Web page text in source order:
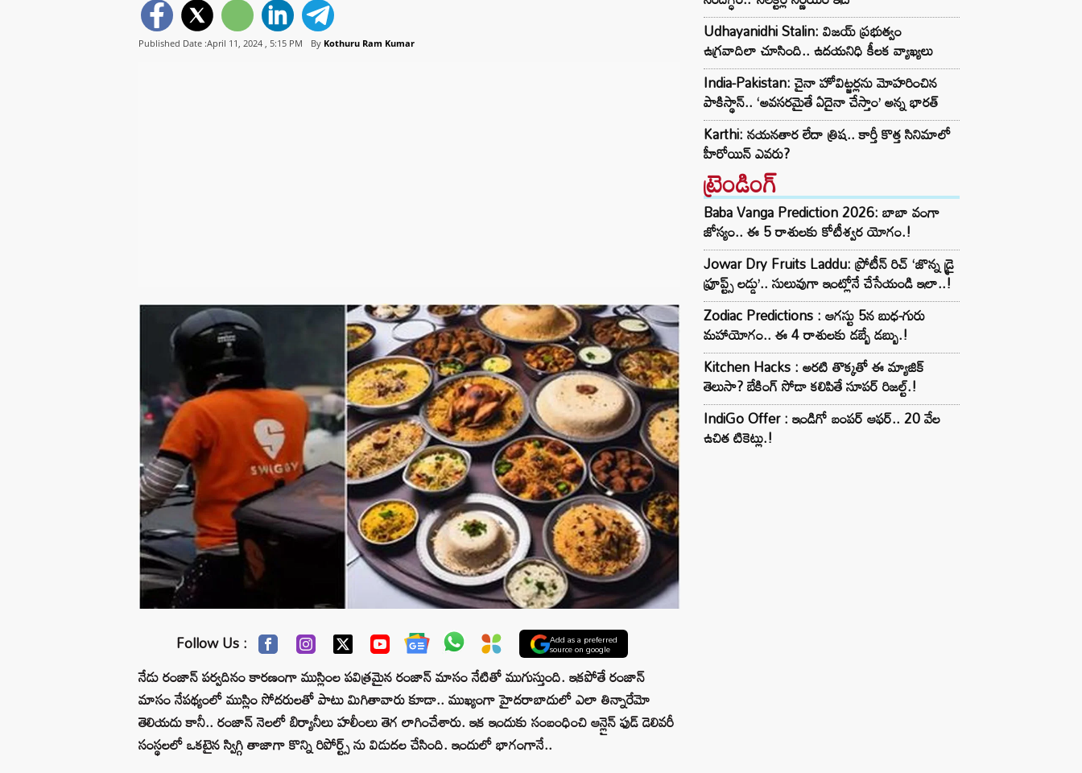
Published Date :April 11, 2024 , 5:15 PM By Kothuru Ram Kumar
Follow Us : Add as a preferred
source on google
నేడు రంజాన్ పర్వదినం కారణంగా ముస్లింల పవిత్రమైన రంజాన్ మాసం నేటితో ముగుస్తుంది. ఇకపోతే రంజాన్
మాసం నేపథ్యంలో ముస్లిం సోదరులతో పాటు మిగితావారు కూడా.. ముఖ్యంగా హైదరాబాదులో ఎలా తిన్నారేమో
తెలియదు కానీ.. రంజాన్ నెలలో బిర్యానీలు హలీంలు తెగ లాగించేశారు. ఇక ఇందుకు సంబంధించి ఆన్లైన్ ఫుడ్ డెలివరీ
సంస్థలలో ఒకటైన స్విగ్గి తాజాగా కొన్ని రిపోర్ట్స్ ను విడుదల చేసింది. ఇందులో భాగంగానే..
Udhayanidhi Stalin: విజయ్ ప్రభుత్వం
ఉగ్రవాదిలా చూసింది.. ఉదయనిధి కీలక వ్యాఖ్యలు
India-Pakistan: చైనా హోవిట్జర్లను మోహరించిన
పాకిస్థాన్.. ‘అవసరమైతే ఏదైనా చేస్తాం’ అన్న భారత్
Karthi: నయనతార లేదా త్రిష.. కార్తీ కొత్త సినిమాలో
హీరోయిన్ ఎవరు?
ట్రెండింగ్‌
Baba Vanga Prediction 2026: బాబా వంగా
జోస్యం.. ఈ 5 రాశులకు కోటీశ్వర యోగం.!
Jowar Dry Fruits Laddu: ప్రోటీన్ రిచ్ ‘జొన్న డ్రై
ఫ్రూప్ట్స్ లడ్డు’.. సులువుగా ఇంట్లోనే చేసేయండి ఇలా..!
Zodiac Predictions : ఆగస్టు 5న బుధ-గురు
మహాయోగం.. ఈ 4 రాశులకు డబ్బే డబ్బు.!
Kitchen Hacks : అరటి తొక్కతో ఈ మ్యాజిక్
తెలుసా? బేకింగ్ సోడా కలిపితే సూపర్ రిజల్ట్.!
IndiGo Offer : ఇండిగో బంపర్ ఆఫర్.. 20 వేల
ఉచిత టికెట్లు.!